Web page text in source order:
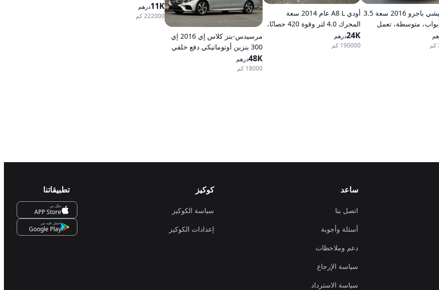
ميتسوبيشي باجرو 2016 سعة 3.5
5 أبواب، متوسطة، تعمل
أوتوماتيكية، دفع رباعي
أودي A8 L عام 2014 سعة
المحرك 4.0 لتر وقوة 420 حصانًا،
تعمل بالبنزين، ناقل حركة
أوتوماتيكي، دفع كلي للعجلات
24Kدرهم
190000 كم
مرسيدس-بنز كلاس إي 2016 إي
300 بنزين أوتوماتيكي دفع خلفي
48Kدرهم
18000 كم
ناقل حركة أوتوماتيكي، دفع أمامي
11Kدرهم
222000 كم
ساعد
اتصل بنا
أسئلة وأجوبة
دعم وملاحظات
سياسة الإرجاع
سياسة الاسترداد
كوكيز
سياسة الكوكيز
إعدادات الكوكيز
تطبيقاتنا
حمِّل من
APP Store
احصل عليه من
Google Play